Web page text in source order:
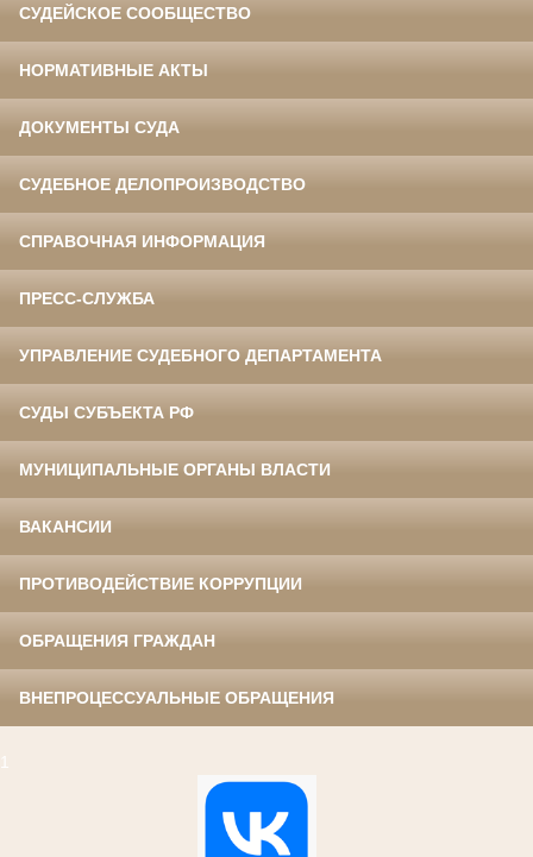
СУДЕЙСКОЕ СООБЩЕСТВО
НОРМАТИВНЫЕ АКТЫ
ДОКУМЕНТЫ СУДА
СУДЕБНОЕ ДЕЛОПРОИЗВОДСТВО
СПРАВОЧНАЯ ИНФОРМАЦИЯ
ПРЕСС-СЛУЖБА
УПРАВЛЕНИЕ СУДЕБНОГО ДЕПАРТАМЕНТА
СУДЫ СУБЪЕКТА РФ
МУНИЦИПАЛЬНЫЕ ОРГАНЫ ВЛАСТИ
ВАКАНСИИ
ПРОТИВОДЕЙСТВИЕ КОРРУПЦИИ
ОБРАЩЕНИЯ ГРАЖДАН
ВНЕПРОЦЕССУАЛЬНЫЕ ОБРАЩЕНИЯ